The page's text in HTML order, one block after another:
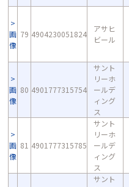
画
像
79 4904230051824
アサヒ
ビール
画
像
80 4901777315754
サント
リーホ
ールデ
ィング
ス
画
像
81 4901777315785
サント
リーホ
ールデ
ィング
ス
サント